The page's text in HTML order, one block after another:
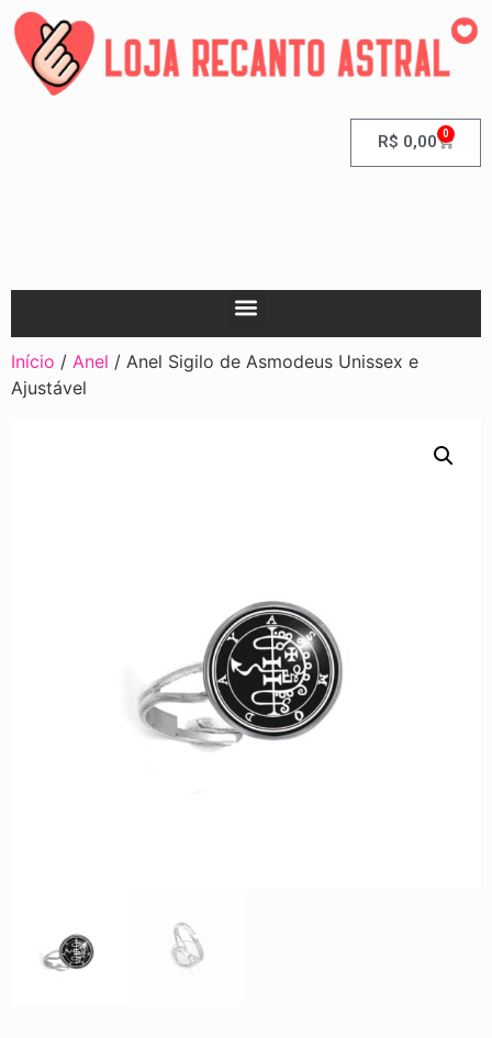
R$ 0,00 0
Início / Anel / Anel Sigilo de Asmodeus Unissex e
Ajustável